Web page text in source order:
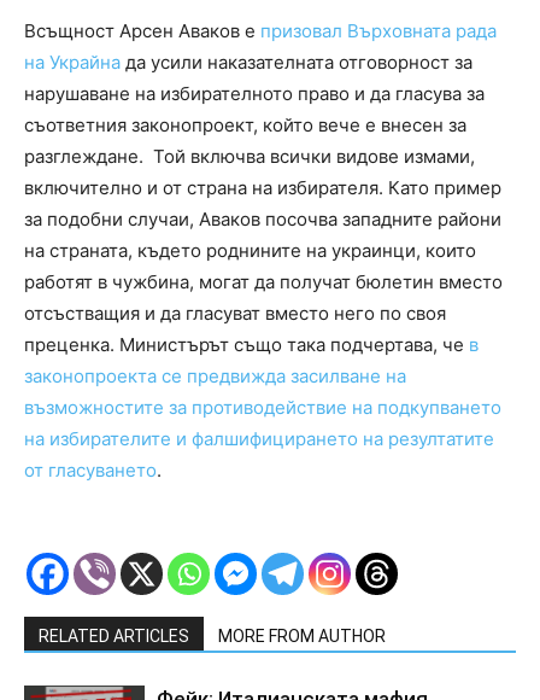
Всъщност Арсен Аваков е призовал Върховната рада
на Украйна да усили наказателната отговорност за
нарушаване на избирателното право и да гласува за
съответния законопроект, който вече е внесен за
разглеждане. Той включва всички видове измами,
включително и от страна на избирателя. Като пример
за подобни случаи, Аваков посочва западните райони
на страната, където роднините на украинци, които
работят в чужбина, могат да получат бюлетин вместо
отсъстващия и да гласуват вместо него по своя
преценка. Министърът също така подчертава, че в
законопроекта се предвижда засилване на
възможностите за противодействие на подкупването
на избирателите и фалшифицирането на резултатите
от гласуването.
RELATED ARTICLES MORE FROM AUTHOR